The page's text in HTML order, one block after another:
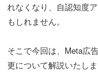
れなくなり、自認知度
もしれません。
そこで今回は、Meta広
更について解説いたしま